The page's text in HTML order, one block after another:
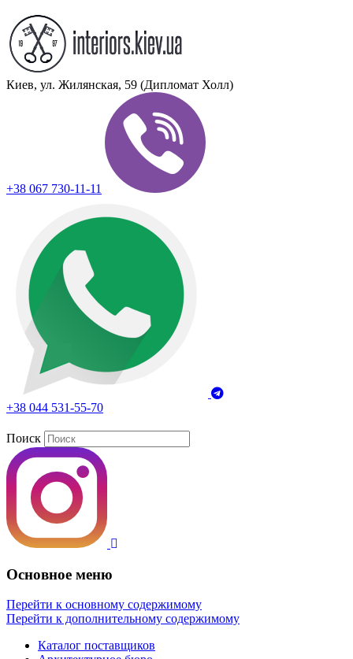
Киев, ул. Жилянская, 59 (Дипломат Холл)
+38 067 730-11-11
+38 044 531-55-70
Поиск
Основное меню
Перейти к основному содержимому
Перейти к дополнительному содержимому
Каталог поставщиков